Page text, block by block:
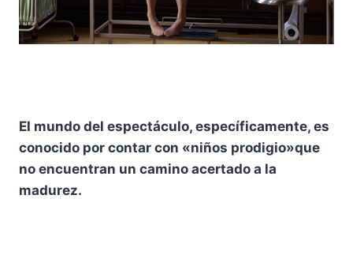
El mundo del espectáculo, específicamente, es
conocido por contar con «niños prodigio»que
no encuentran un camino acertado a la
madurez.